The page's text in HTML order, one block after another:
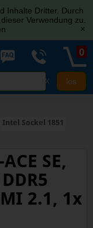
Inhalte Dritter. Durch
Verwendung zu.
[x]
X
0
Intel Sockel 1851
SE,
2.1, 1x